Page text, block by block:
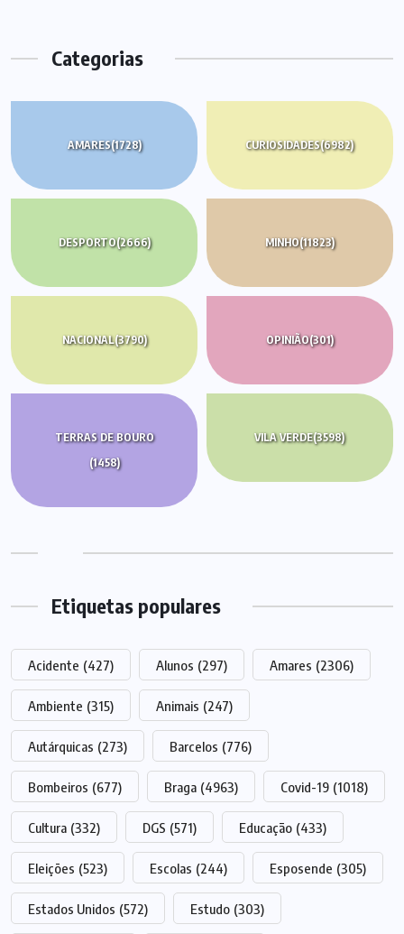
Categorias
AMARES(1728) CURIOSIDADES(6982)
DESPORTO(2666) MINHO(11823)
NACIONAL(3790) OPINIÃO(301)
TERRAS DE BOURO
(1458)
VILA VERDE(3598)
Etiquetas populares
Acidente (427) Alunos (297) Amares (2306)
Ambiente (315) Animais (247)
Autárquicas (273) Barcelos (776)
Bombeiros (677) Braga (4963) Covid-19 (1018)
Cultura (332) DGS (571) Educação (433)
Eleições (523) Escolas (244) Esposende (305)
Estados Unidos (572) Estudo (303)